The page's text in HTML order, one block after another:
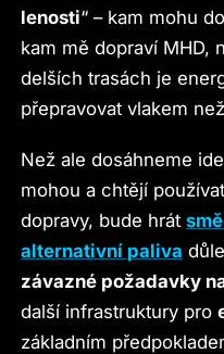
lenosti“ – kam mohu
kam mě dopraví MHD,
delších trasách je
přepravovat vlakem
Než ale dosáhneme
mohou a chtějí
dopravy, bude hrát
alternativní paliva
závazné požadavky
další infrastruktury pro
základním